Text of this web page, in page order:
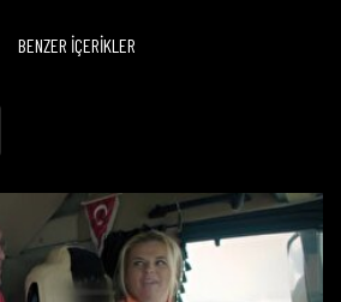
BENZER İÇERİKLER